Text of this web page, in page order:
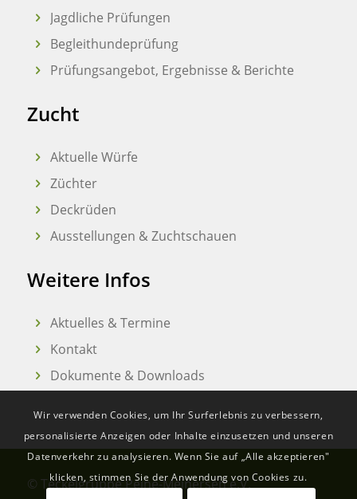
Jagdliche Prüfungen
Begleithundeprüfung
Prüfungsangebot, Ergebnisse & Berichte
Zucht
Aktuelle Würfe
Züchter
Deckrüden
Ausstellungen & Zuchtschauen
Weitere Infos
Aktuelles & Termine
Kontakt
Dokumente & Downloads
© Teckelgruppe Peine-Meinersen e.V.
Wir verwenden Cookies, um Ihr Surferlebnis zu verbessern,
personalisierte Anzeigen oder Inhalte einzusetzen und unseren
Datenverkehr zu analysieren. Wenn Sie auf „Alle akzeptieren"
klicken, stimmen Sie der Anwendung von Cookies zu.